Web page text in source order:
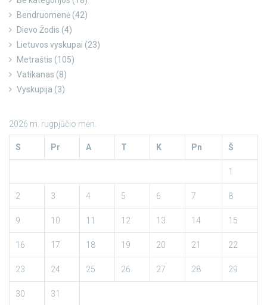
Bendruomenė (42)
Dievo Žodis (4)
Lietuvos vyskupai (23)
Metraštis (105)
Vatikanas (8)
Vyskupija (3)
2026 m. rugpjūčio mėn.
S Pr A T K Pn Š
1
2 3 4 5 6 7 8
9 10 11 12 13 14 15
16 17 18 19 20 21 22
23 24 25 26 27 28 29
30 31